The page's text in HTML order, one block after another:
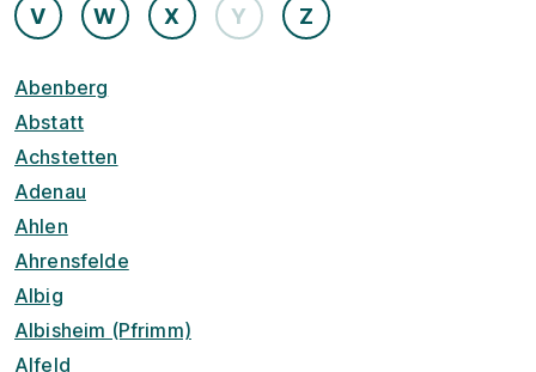
V W X Y Z
Abenberg
Abstatt
Achstetten
Adenau
Ahlen
Ahrensfelde
Albig
Albisheim (Pfrimm)
Alfeld